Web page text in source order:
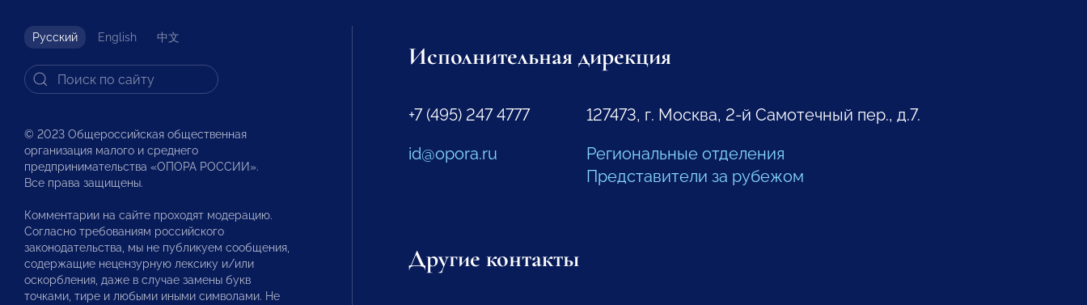
Русский English 中文
© 2023 Общероссийская общественная
организация малого и среднего
предпринимательства «ОПОРА РОССИИ».
Все права защищены.
Комментарии на сайте проходят модерацию.
Согласно требованиям российского
законодательства, мы не публикуем сообщения,
содержащие нецензурную лексику и/или
оскорбления, даже в случае замены букв
точками, тире и любыми иными символами. Не
Исполнительная дирекция
+7 (495) 247 4777
id@opora.ru
127473, г. Москва, 2-й Самотечный пер., д.7.
Региональные отделения
Представители за рубежом
Другие контакты